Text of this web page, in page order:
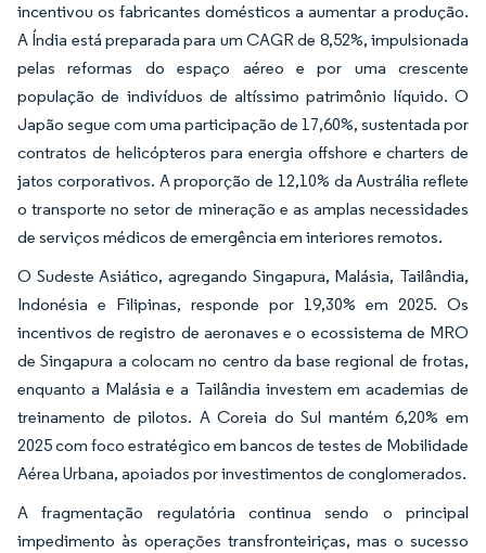
incentivou os fabricantes domésticos a aumentar a produção.
A Índia está preparada para um CAGR de 8,52%, impulsionada
pelas reformas do espaço aéreo e por uma crescente
população de indivíduos de altíssimo patrimônio líquido. O
Japão segue com uma participação de 17,60%, sustentada por
contratos de helicópteros para energia offshore e charters de
jatos corporativos. A proporção de 12,10% da Austrália reflete
o transporte no setor de mineração e as amplas necessidades
de serviços médicos de emergência em interiores remotos.
O Sudeste Asiático, agregando Singapura, Malásia, Tailândia,
Indonésia e Filipinas, responde por 19,30% em 2025. Os
incentivos de registro de aeronaves e o ecossistema de MRO
de Singapura a colocam no centro da base regional de frotas,
enquanto a Malásia e a Tailândia investem em academias de
treinamento de pilotos. A Coreia do Sul mantém 6,20% em
2025 com foco estratégico em bancos de testes de Mobilidade
Aérea Urbana, apoiados por investimentos de conglomerados.
A fragmentação regulatória continua sendo o principal
impedimento às operações transfronteiriças, mas o sucesso